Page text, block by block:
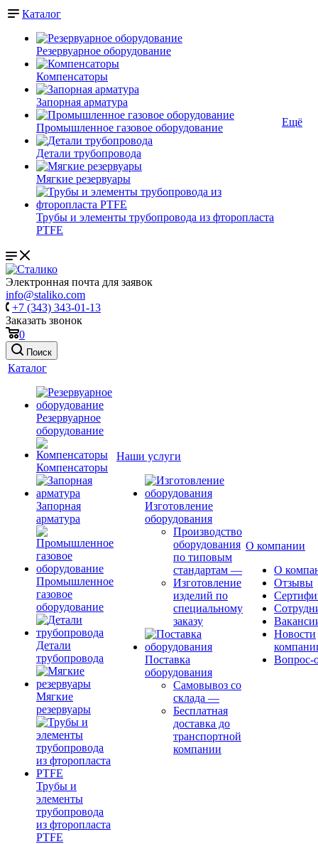
Каталог
Резервуарное оборудование
Компенсаторы
Запорная арматура
Промышленное газовое оборудование
Детали трубопровода
Мягкие резервуары
Трубы и элементы трубопровода из фторопласта
PTFE
Ещё
Электронная почта для заявок
info@staliko.com
+7 (343) 343-01-13
Заказать звонок
0
Поиск
Каталог
Резервуарное
оборудование
Компенсаторы
Запорная
арматура
Промышленное
газовое
оборудование
Детали
трубопровода
Мягкие
резервуары
Трубы и
элементы
трубопровода
из фторопласта
PTFE
Наши услуги
Изготовление
оборудования
Производство
оборудования
по типовым
стандартам —
Изготовление
изделий по
специальному
заказу
Поставка
оборудования
Самовывоз со
склада —
Бесплатная
доставка до
транспортной
компании
О компании
О
Отзывы
Новости
Вопрос-